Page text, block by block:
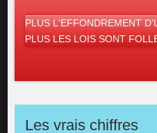
PLUS L'EFFONDREMENT
PLUS LES LOIS SONT
Les vrais chiffres